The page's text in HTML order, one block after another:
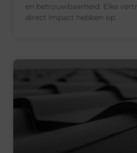
en betrouwbaarheid. Elke
direct impact hebben op